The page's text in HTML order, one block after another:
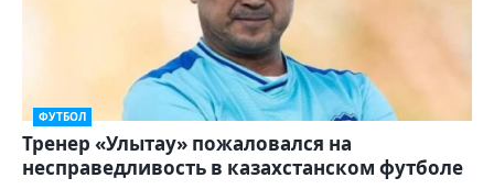
ФУТБОЛ
Тренер «Улытау» пожаловался на
несправедливость в казахстанском футболе